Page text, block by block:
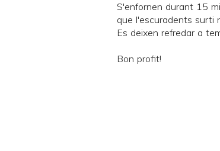
S'enfornen durant 15
que l'escuradents surti
Es deixen refredar a
Bon profit!